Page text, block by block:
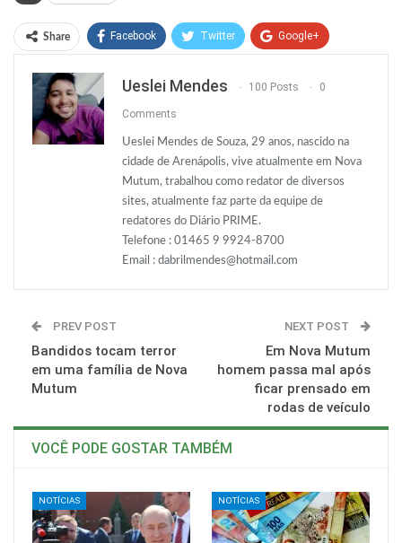
Share Facebook Twitter Google+
O email
Ueslei Mendes 100 Posts 0
Comments
Ueslei Mendes de Souza, 29 anos, nascido na
cidade de Arenápolis, vive atualmente em Nova
Mutum, trabalhou como redator de diversos
sites, atualmente faz parte da equipe de
redatores do Diário PRIME.
Telefone : 01465 9 9924-8700
Email : dabrilmendes@hotmail.com
PREV POST
Bandidos tocam terror
em uma família de Nova
Mutum
NEXT POST
Em Nova Mutum
homem passa mal após
ficar prensado em
rodas de veículo
VOCÊ PODE GOSTAR TAMBÉM
NOTÍCIAS NOTÍCIAS